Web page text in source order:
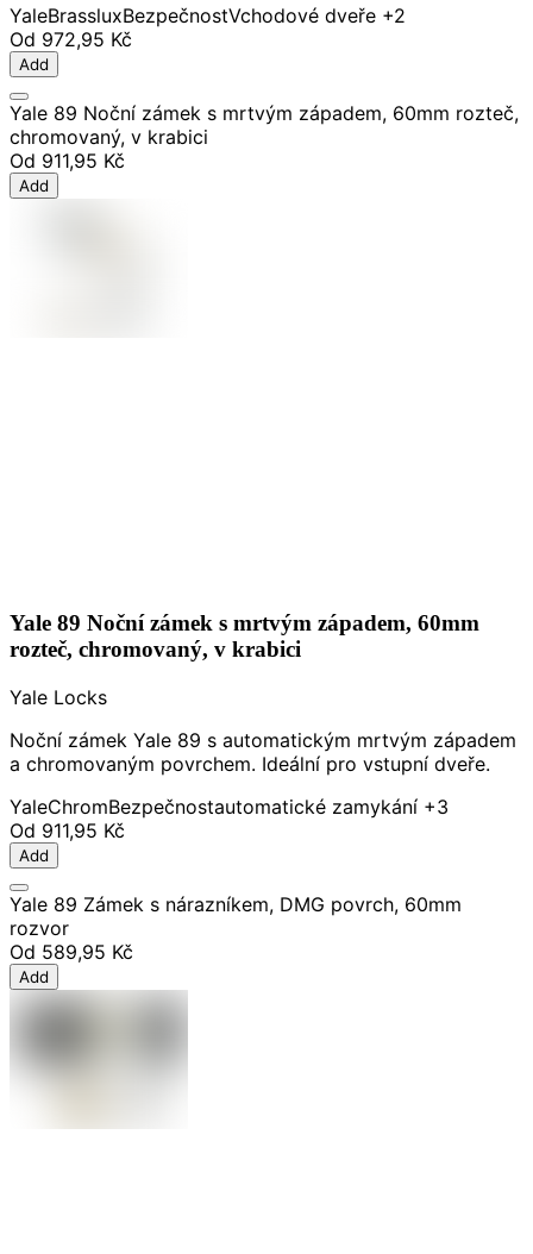
YaleBrassluxBezpečnostVchodové dveře +2
Od 972,95 Kč
Add
Yale 89 Noční zámek s mrtvým západem, 60mm rozteč,
chromovaný, v krabici
Od 911,95 Kč
Add
Yale 89 Noční zámek s mrtvým západem, 60mm
rozteč, chromovaný, v krabici
Yale Locks
Noční zámek Yale 89 s automatickým mrtvým západem
a chromovaným povrchem. Ideální pro vstupní dveře.
YaleChromBezpečnostautomatické zamykání +3
Od 911,95 Kč
Add
Yale 89 Zámek s nárazníkem, DMG povrch, 60mm
rozvor
Od 589,95 Kč
Add